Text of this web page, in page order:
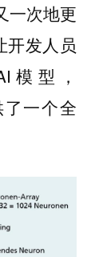
一次地更
开发人员
模型，
了一个全